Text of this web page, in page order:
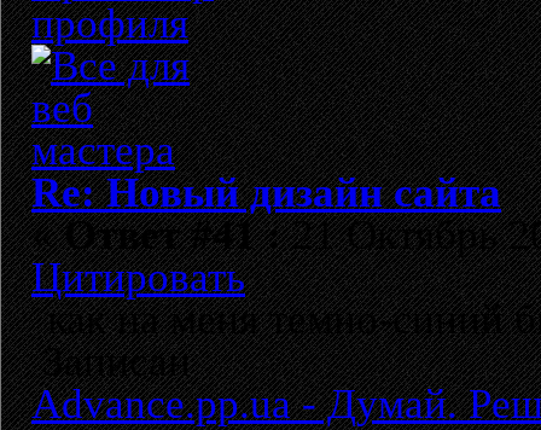
Re: Новый дизайн сайта
«Ответ #41 :21 Октябрь
Цитировать
как на меня темно-синий
Записан
Advance.pp.ua - Думай.